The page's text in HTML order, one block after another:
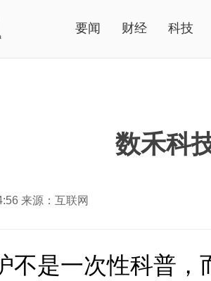
要闻 财经 科技
数禾科
来源：互联网
不是一次性科普，